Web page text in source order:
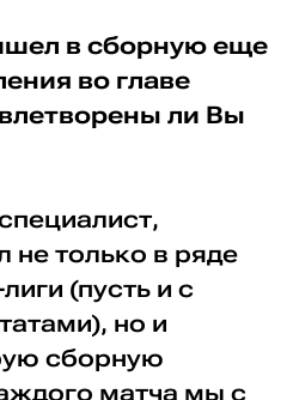
в сборную еще
во главе
ли Вы
не только в ряде
(пусть и с
но и
сборную
матча мы с